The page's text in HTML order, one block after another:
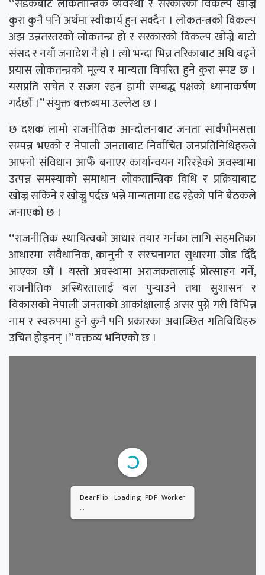
कुरा कुनै पनि अर्थमा स्वीकार्य हुन सक्दैन । लोकतन्त्रको विकल्प
अझ उन्नतस्तरको लोकतन्त्र हो र सरकारको विकल्प खोज्ने बाटो
संसद र नयाँ जनादेश नै हो । त्यो भन्दा भिन्न तरिकाबाट अघि बढ्ने
प्रयास लोकतन्त्रको मूल्य र मान्यता विपरित हुने कुरा स्पष्ट छ ।
यसप्रति सचेत र सजग रहन हामी सम्बद्ध पक्षको ध्यानाकर्षण
गर्दछौँ ।’’ संयुक्त वक्तव्यमा उल्लेख छ ।
छ दशक लामो राजनीतिक आन्दोलनबाट जनता सार्वभौमसत्ता
सम्पन्न भएको र नेपाली जनताबाट निर्वाचित जनप्रतिनिधिहरुले
आफ्नो संविधान आफैँ बनाएर कार्यान्वयन गरिरहेको अवस्थामा
उत्पन्न समस्याको समाधान लोकतान्त्रिक विधि र प्रक्रियाबाट
खोज्न सकिने र खोज्नु पर्दछ भन्ने मान्यतामा दृढ रहेको पनि बैठकले
जनाएको छ ।
‘‘राजनीतिक स्थायित्वको आधार तयार गर्नका लागि सहमतिका
आधारमा संवैधानिक, कानुनी र संरचनागत सुधारमा जोड दिँदै
आएका छौं । यस्तो अवस्थामा अराजकतालाई प्रोत्साहन गर्ने,
राजनीतिक अस्थिरतालाई बल पुर्‍याउने तथा सुशासन र
विकासको नेपाली जनताको आकांक्षालाई असर पुग्ने गरी विभिन्न
नाम र स्वरुपमा हुने कुनै पनि प्रकारका अवाञ्छित गतिविधिहरु
उचित होइनन् ।’’ वक्तव्य भनिएको छ ।
DearFlip: Loading PDF Worker
...